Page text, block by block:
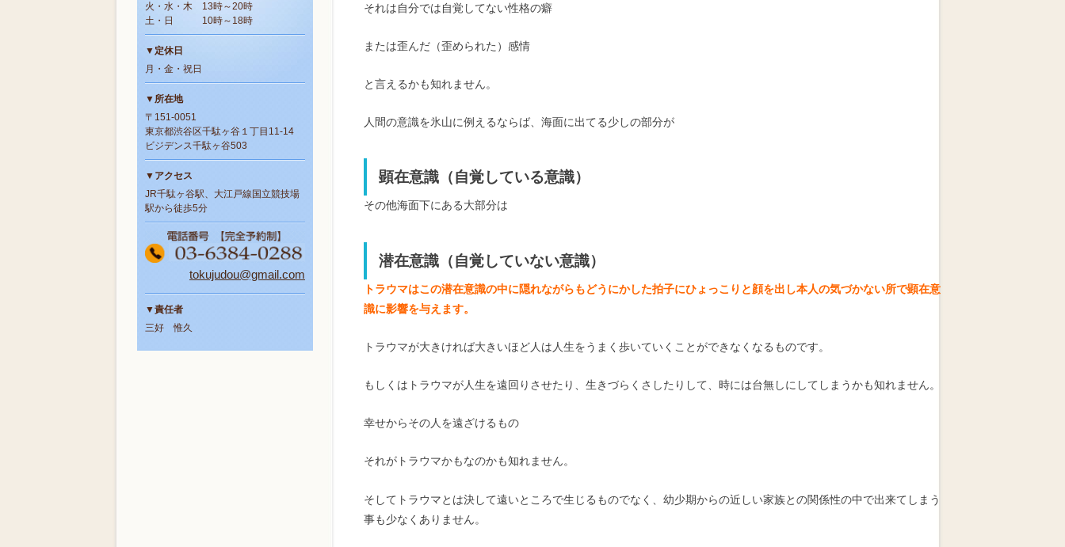
それは自分では自覚してない性格の癖
または歪んだ（歪められた）感情
と言えるかも知れません。
人間の意識を氷山に例えるならば、海面に出てる少しの部分が
顕在意識（自覚している意識）
その他海面下にある大部分は
潜在意識（自覚していない意識）
トラウマはこの潜在意識の中に隠れながらもどうにかした拍子にひょっこりと顔を出し本人の気づかない所で顕在意
識に影響を与えます。
トラウマが大きければ大きいほど人は人生をうまく歩いていくことができなくなるものです。
もしくはトラウマが人生を遠回りさせたり、生きづらくさしたりして、時には台無しにしてしまうかも知れません。
幸せからその人を遠ざけるもの
それがトラウマかもなのかも知れません。
そしてトラウマとは決して遠いところで生じるものでなく、幼少期からの近しい家族との関係性の中で出来てしまう
事も少なくありません。
火・水・木 13時～20時
土・日 10時～18時
▼定休日
月・金・祝日
▼所在地
〒151-0051
東京都渋谷区千駄ヶ谷１丁目11-14
ビジデンス千駄ヶ谷503
▼アクセス
JR千駄ヶ谷駅、大江戸線国立競技場
駅から徒歩5分
tokujudou@gmail.com
▼責任者
三好 惟久